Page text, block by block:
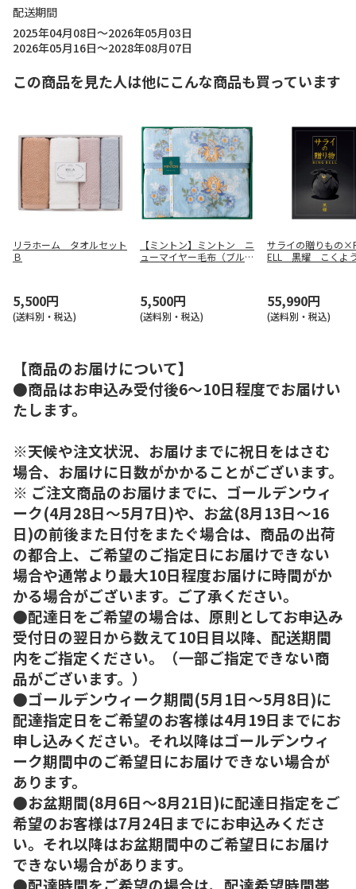
配送期間
2025年04月08日～2026年05月03日
2026年05月16日～2028年08月07日
この商品を見た人は他にこんな商品も買っています
リラホーム タオルセット
Ｂ
5,500円
(送料別・税込)
【ミントン】ミントン ニ
ューマイヤー毛布（ブル
5,500円
(送料別・税込)
サライの贈りもの
ELL 黒耀 こくよ
55,990円
(送料別・税込)
【商品のお届けについて】
●商品はお申込み受付後6～10日程度でお届けい
たします。
※天候や注文状況、お届けまでに祝日をはさむ
場合、お届けに日数がかかることがございます。
※ ご注文商品のお届けまでに、ゴールデンウィ
ーク(4月28日～5月7日)や、お盆(8月13日～16
日)の前後また日付をまたぐ場合は、商品の出荷
の都合上、ご希望のご指定日にお届けできない
場合や通常より最大10日程度お届けに時間がか
かる場合がございます。ご了承ください。
●配達日をご希望の場合は、原則としてお申込み
受付日の翌日から数えて10日目以降、配送期間
内をご指定ください。（一部ご指定できない商
品がございます。）
●ゴールデンウィーク期間(5月1日～5月8日)に
配達指定日をご希望のお客様は4月19日までにお
申し込みください。それ以降はゴールデンウィ
ーク期間中のご希望日にお届けできない場合が
あります。
●お盆期間(8月6日～8月21日)に配達日指定をご
希望のお客様は7月24日までにお申込みくださ
い。それ以降はお盆期間中のご希望日にお届け
できない場合があります。
●配達時間をご希望の場合は、配達希望時間帯